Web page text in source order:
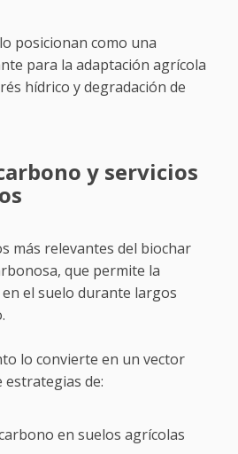
posicionan como una
para la adaptación agrícola
hídrico y degradación de
y servicios
más relevantes del biochar
que permite la
el suelo durante largos
lo convierte en un vector
de:
en suelos agrícolas